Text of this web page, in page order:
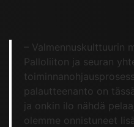
– Valmennuskulttuurin
Palloliiton ja seuran
palautteenanto on
ja onkin ilo nähdä
olemme onnistuneet